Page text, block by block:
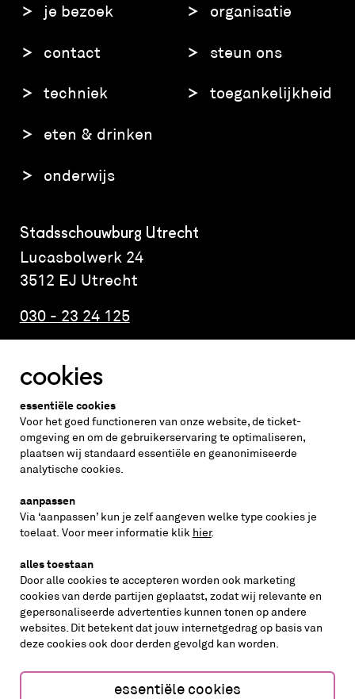
je bezoek
contact
techniek
eten & drinken
onderwijs
organisatie
steun ons
toegankelijkheid
Stadsschouwburg Utrecht
Lucasbolwerk 24
3512 EJ Utrecht
030 - 23 24 125
Altijd weten wat er speelt?
vraag de nieuwsbrief aan
inschrijven
volg ons op
cookies aanpassen cookies/privacy
cookies
essentiële cookies
Voor het goed functioneren van onze website, de ticket-
omgeving en om de gebruikerservaring te optimaliseren,
plaatsen wij standaard essentiële en geanonimiseerde
analytische cookies.
aanpassen
Via ‘aanpassen’ kun je zelf aangeven welke type cookies je
toelaat. Voor meer informatie klik hier.
alles toestaan
Door alle cookies te accepteren worden ook marketing
cookies van derde partijen geplaatst, zodat wij relevante en
gepersonaliseerde advertenties kunnen tonen op andere
websites. Dit betekent dat jouw internetgedrag op basis van
deze cookies ook door derden gevolgd kan worden.
essentiële cookies